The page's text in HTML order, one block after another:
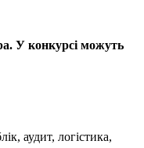
У конкурсі можуть
аудит, логістика,